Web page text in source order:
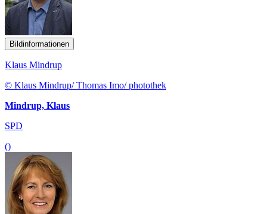
Bildinformationen
Klaus Mindrup
© Klaus Mindrup/ Thomas Imo/ photothek
Mindrup, Klaus
SPD
()